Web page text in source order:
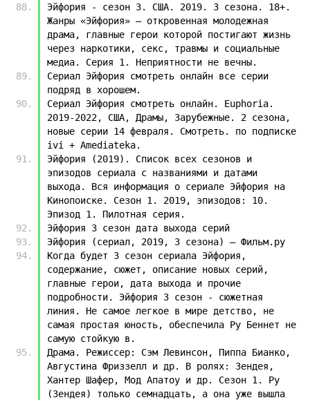
Эйфория - сезон 3. США. 2019. 3 сезона. 18+.
Жанры «Эйфория» — откровенная молодежная
драма, главные герои которой постигают жизнь
через наркотики, секс, травмы и социальные
медиа. Серия 1. Неприятности не вечны.
Сериал Эйфория смотреть онлайн все серии
подряд в хорошем.
Сериал Эйфория смотреть онлайн. Euphoria.
2019-2022, США, Драмы, Зарубежные. 2 сезона,
новые серии 14 февраля. Смотреть. по подписке
ivi + Amediateka.
Эйфория (2019). Список всех сезонов и
эпизодов сериала с названиями и датами
выхода. Вся информация о сериале Эйфория на
Кинопоиске. Сезон 1. 2019, эпизодов: 10.
Эпизод 1. Пилотная серия.
Эйфория 3 сезон дата выхода серий
Эйфория (сериал, 2019, 3 сезона) — Фильм.ру
Когда будет 3 сезон сериала Эйфория,
содержание, сюжет, описание новых серий,
главные герои, дата выхода и прочие
подробности. Эйфория 3 сезон - сюжетная
линия. Не самое легкое в мире детство, не
самая простая юность, обеспечила Ру Беннет не
самую стойкую в.
Драма. Режиссер: Сэм Левинсон, Пиппа Бианко,
Августина Фриззелл и др. В ролях: Зендея,
Хантер Шафер, Мод Апатоу и др. Сезон 1. Ру
(Зендея) только семнадцать, а она уже вышла